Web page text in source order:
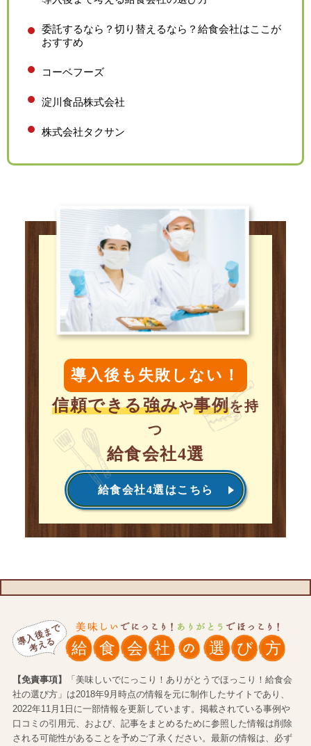
委託するなら？切り替えるなら？給食会社はここが
おすすめ
コーベフーズ
淀川食品株式会社
株式会社タクサン
導入後も失敗しない！
信頼できる強みや事例を持
つ
給食会社4選
給食会社4選はこちら
【免責事項】
「美味しいでにっこり！ありがとうでほっこり！給食会
社の選び方」は2018年9月時点の情報を元に制作したサイトであり、
2022年11月1日に一部情報を更新しています。掲載されている事例や
口コミの引用元、および、記事をまとめるために参照した情報は削除
される可能性があることを予めご了承ください。最新の情報は、必ず